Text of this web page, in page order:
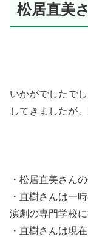
松居直美
いかがでしたで
してきましたが
・松居直美さん
・直樹さんは一
演劇の専門学校に
・直樹さんは現